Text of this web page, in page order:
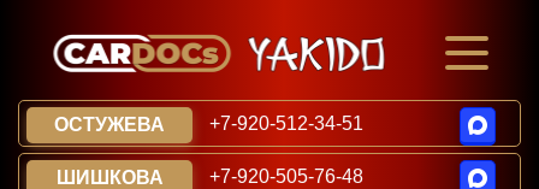
ОСТУЖЕВА +7-920-512-34-51
ШИШКОВА +7-920-505-76-48